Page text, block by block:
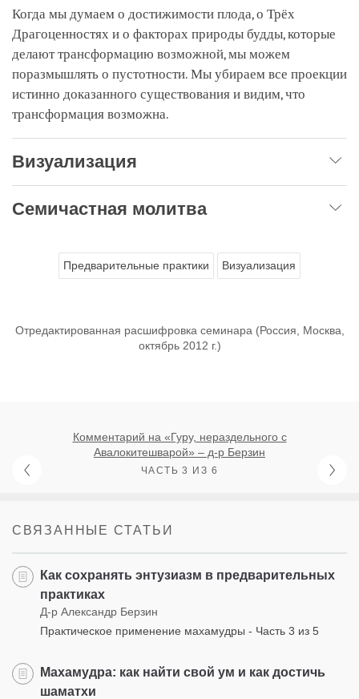
Когда мы думаем о достижимости плода, о Трёх
Драгоценностях и о факторах природы будды, которые
делают трансформацию возможной, мы можем
поразмышлять о пустотности. Мы убираем все проекции
истинно доказанного существования и видим, что
трансформация возможна.
Визуализация
Семичастная молитва
Предварительные практики Визуализация
Отредактированная расшифровка семинара (Россия, Москва,
октябрь 2012 г.)
Комментарий на «Гуру, нераздельного с
Авалокитешварой» – д-р Берзин
ЧАСТЬ 3 ИЗ 6
СВЯЗАННЫЕ СТАТЬИ
Как сохранять энтузиазм в предварительных
практиках
Д-р Александр Берзин
Практическое применение махамудры - Часть 3 из 5
Махамудра: как найти свой ум и как достичь
шаматхи